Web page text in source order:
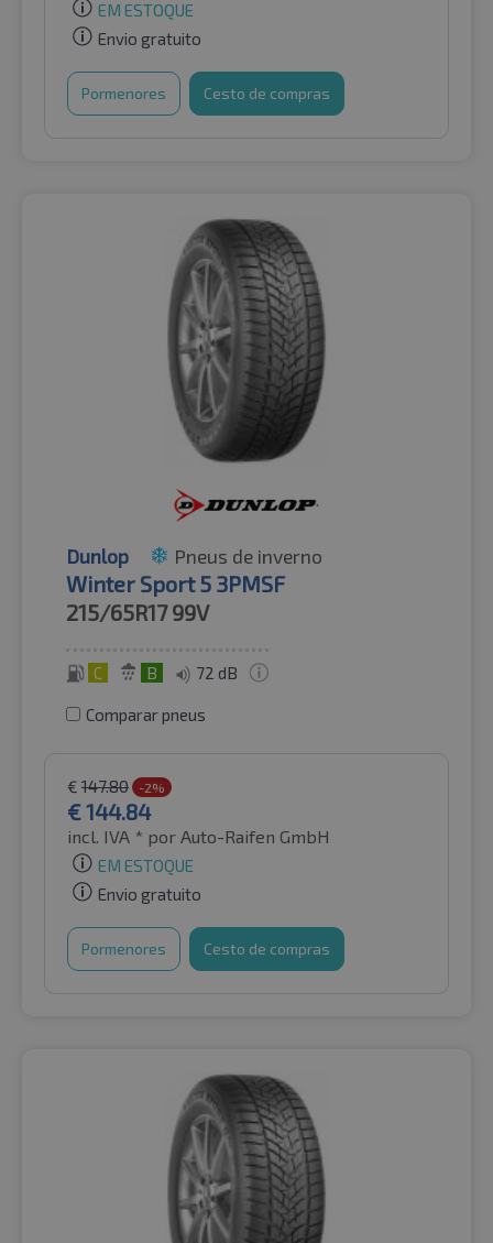
EM ESTOQUE
Envio gratuito
Pormenores Cesto de compras
Dunlop Pneus de inverno
Winter Sport 5 3PMSF
215/65R17 99V
C B 72 dB
Comparar pneus
€ 147.80 -2%
€144.84
incl. IVA * por Auto-Raifen GmbH
EM ESTOQUE
Envio gratuito
Pormenores Cesto de compras